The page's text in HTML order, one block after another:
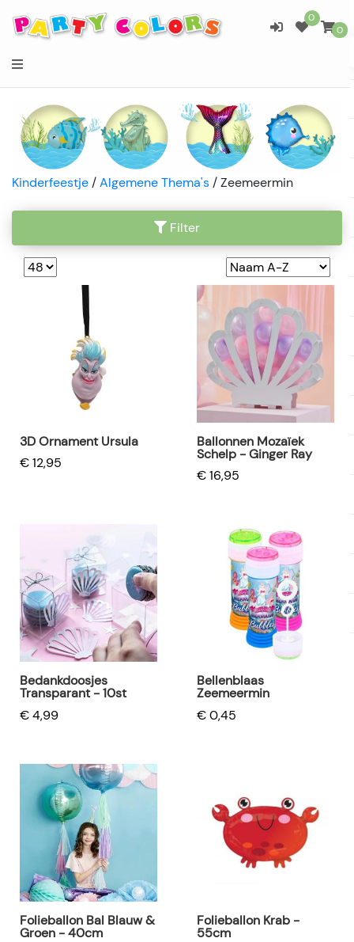
0
0
Kinderfeestje /Algemene Thema's /Zeemeermin
Filter
3D Ornament Ursula
€ 12,95
Ballonnen Mozaïek
Schelp - Ginger Ray
€ 16,95
Bedankdoosjes
Transparant - 10st
€ 4,99
Bellenblaas
Zeemeermin
€ 0,45
Folieballon Bal Blauw &
Groen - 40cm
Folieballon Krab -
55cm